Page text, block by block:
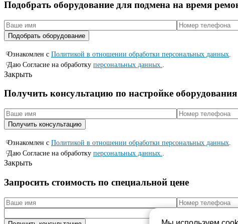
Подобрать оборудование для подмена на время
Ознакомлен с Политикой в отношении обработки персональных данных
Даю Согласие на обработку персональных данных.
Закрыть
Получить консультацию по настройке
Ознакомлен с Политикой в отношении обработки персональных данных.
Даю Согласие на обработку персональных данных..
Закрыть
Запросить стоимость по специальной цене